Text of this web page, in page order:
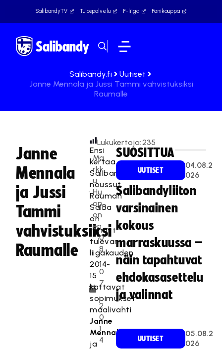
SalibandyTV Tulospalvelu F-liiga Fanikauppa
Salibandy.fi
Uutiset
Janne Mennala ja Jussi Tammi vahvistuksiksi
Raumalle
Janne
Mennala
ja Jussi
Tammi
vahvistuksiksi
Raumalle
Ma
rkk
u
Hu
op
on
en
0
8
.
0
7
.
2
0
1
4
Lukukertoja:235
Ensi
kertaa
Salibandyliigaan
noussut
Rauman
SalBa
on
tehnyt
tulevan
liigakauden
2014-
15
kattavat
sopimukset
maalivahti
Janne
Mennalan
ja
SUOSITTUA
UUTISET
04.08.2
026
Salibandyliiton
varsinainen
kokous
marraskuussa –
näin tapahtuvat
ehdokasasettelu
ja valinnat
UUTISET
05.08.2
026